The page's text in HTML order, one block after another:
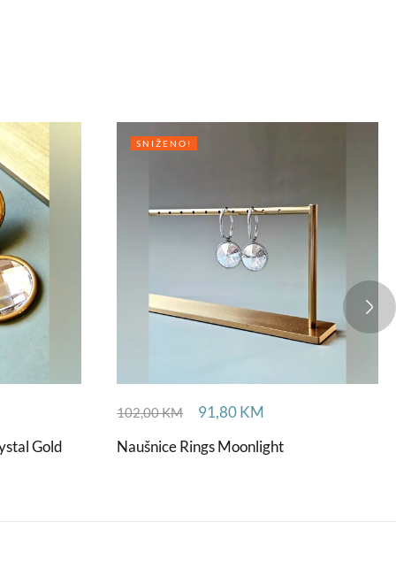
Gold
SNIŽENO!
102,00KM 91,80KM
Naušnice Rings Moonlight